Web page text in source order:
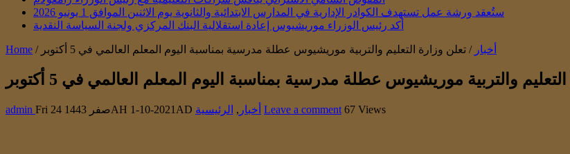
ستُعقد ورشة عمل تستهدف الكوادر الإدارية في المدارس الابتدائية والثانوية يوم الاثنين الموافق 1 يونيو 2026
أكد رئيس الوزراء موريشيوس إعادة استقلالية البنك المركزي ولجنة السياسة النقدية
Home / أخبار / تعلن وزارة التعليم والتربية موريشيوس عطلة مدرسية بمناسبة اليوم المعلم العالمي في 5 أكتوبر
والتربية موريشيوس عطلة مدرسية بمناسبة اليوم المعلم العالمي في 5 أكتوبر
admin Fri 24 صفر 1443AH 1-10-2021AD أخبار , الرئيسية Leave a comment 67 Views